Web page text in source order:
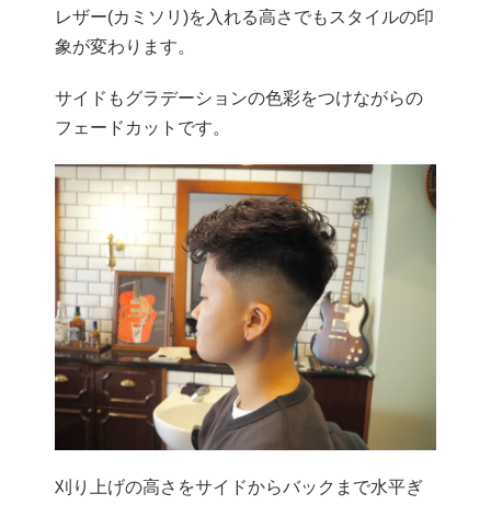
レザー(カミソリ)を入れる高さでもスタイルの印
象が変わります。
サイドもグラデーションの色彩をつけながらの
フェードカットです。
刈り上げの高さをサイドからバックまで水平ぎ